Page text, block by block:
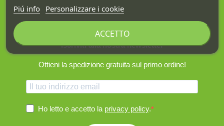
Iscriviti alla nostra newsletter
Ottieni la spedizione gratuita sul primo ordine!
Ho letto e accetto la privacy policy.
Piú info
Personalizzare i cookie
ACCETTO